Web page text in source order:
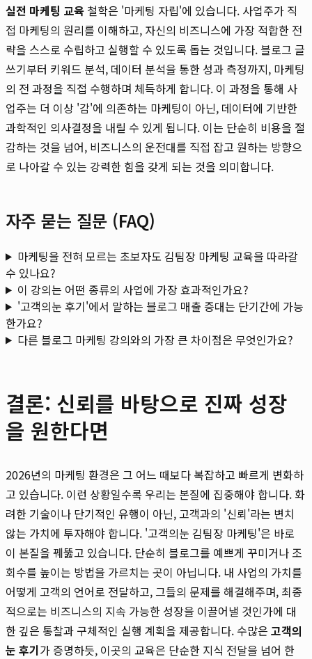
실전 마케팅 교육 철학은 '마케팅 자립'에 있습니다. 사업주가 직
접 마케팅의 원리를 이해하고, 자신의 비즈니스에 가장 적합한 전
략을 스스로 수립하고 실행할 수 있도록 돕는 것입니다. 블로그 글
쓰기부터 키워드 분석, 데이터 분석을 통한 성과 측정까지, 마케팅
의 전 과정을 직접 수행하며 체득하게 합니다. 이 과정을 통해 사
업주는 더 이상 '감'에 의존하는 마케팅이 아닌, 데이터에 기반한
과학적인 의사결정을 내릴 수 있게 됩니다. 이는 단순히 비용을 절
감하는 것을 넘어, 비즈니스의 운전대를 직접 잡고 원하는 방향으
로 나아갈 수 있는 강력한 힘을 갖게 되는 것을 의미합니다.
자주 묻는 질문 (FAQ)
마케팅을 전혀 모르는 초보자도 김팀장 마케팅 교육을 따라갈
수 있나요?
이 강의는 어떤 종류의 사업에 가장 효과적인가요?
'고객의눈 후기'에서 말하는 블로그 매출 증대는 단기간에 가능
한가요?
다른 블로그 마케팅 강의와의 가장 큰 차이점은 무엇인가요?
결론: 신뢰를 바탕으로 진짜 성장
을 원한다면
2026년의 마케팅 환경은 그 어느 때보다 복잡하고 빠르게 변화하
고 있습니다. 이런 상황일수록 우리는 본질에 집중해야 합니다. 화
려한 기술이나 단기적인 유행이 아닌, 고객과의 '신뢰'라는 변치
않는 가치에 투자해야 합니다. '고객의눈 김팀장 마케팅'은 바로
이 본질을 꿰뚫고 있습니다. 단순히 블로그를 예쁘게 꾸미거나 조
회수를 높이는 방법을 가르치는 곳이 아닙니다. 내 사업의 가치를
어떻게 고객의 언어로 전달하고, 그들의 문제를 해결해주며, 최종
적으로는 비즈니스의 지속 가능한 성장을 이끌어낼 것인가에 대
한 깊은 통찰과 구체적인 실행 계획을 제공합니다. 수많은 고객의
눈 후기가 증명하듯, 이곳의 교육은 단순한 지식 전달을 넘어 한